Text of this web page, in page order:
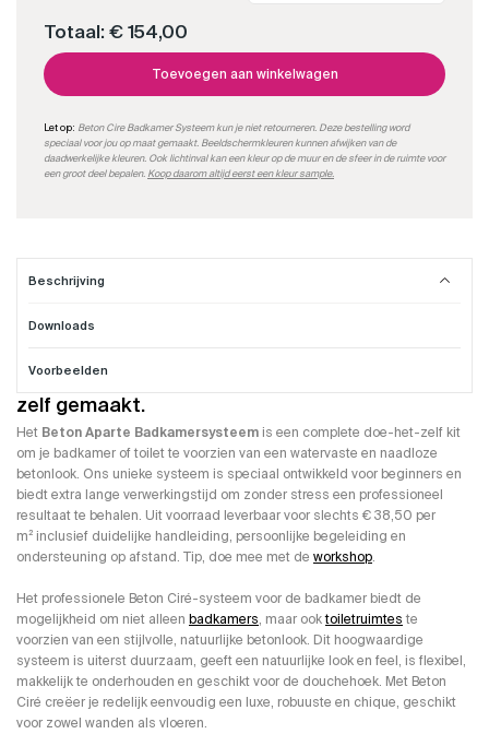
Totaal: € 154,00
Toevoegen aan winkelwagen
Let op: Beton Cire Badkamer Systeem kun je niet retourneren. Deze bestelling word
speciaal voor jou op maat gemaakt. Beeldschermkleuren kunnen afwijken van de
daadwerkelijke kleuren. Ook lichtinval kan een kleur op de muur en de sfeer in de ruimte voor
een groot deel bepalen. Koop daarom altijd eerst een kleur sample.
Beschrijving
Downloads
Voorbeelden
Badkamer Beton Cire compleet systeem
Een professionele Beton Ciré badkamer. Gewoon
zelf gemaakt.
Het Beton Aparte Badkamersysteem is een complete doe-het-zelf kit
om je badkamer of toilet te voorzien van een watervaste en naadloze
betonlook. Ons unieke systeem is speciaal ontwikkeld voor beginners en
biedt extra lange verwerkingstijd om zonder stress een professioneel
resultaat te behalen. Uit voorraad leverbaar voor slechts € 38,50 per
m² inclusief duidelijke handleiding, persoonlijke begeleiding en
ondersteuning op afstand. Tip, doe mee met de workshop.
Het professionele Beton Ciré-systeem voor de badkamer biedt de
mogelijkheid om niet alleen badkamers, maar ooktoiletruimteste
voorzien van een stijlvolle, natuurlijke betonlook. Dit hoogwaardige
systeem is uiterst duurzaam, geeft een natuurlijke look en feel, is flexibel,
makkelijk te onderhouden en geschikt voor de douchehoek. Met Beton
Ciré creëer je redelijk eenvoudig een luxe, robuuste en chique, geschikt
voor zowel wanden als vloeren.